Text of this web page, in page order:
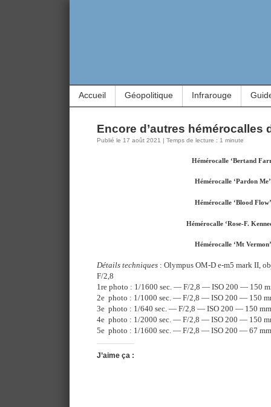
Accueil Géopolitique Infrarouge
Encore d’autres hémérocalles
Publié le 17 août 2021 | Temps de lecture : 1 minute
Hémérocalle ‘Bertand
Hémérocalle ‘Pardon Me’
Hémérocalle ‘Blood Flow’
Hémérocalle ‘Rose-F.
Hémérocalle ‘Mt Vermon’
Détails techniques : Olympus OM-D e-m5 mark II,
F/2,8
1re photo : 1/1600 sec. — F/2,8 — ISO 200 — 150
2e photo : 1/1000 sec. — F/2,8 — ISO 200 — 150
3e photo : 1/640 sec. — F/2,8 — ISO 200 — 150 mm
4e photo : 1/2000 sec. — F/2,8 — ISO 200 — 150
5e photo : 1/1600 sec. — F/2,8 — ISO 200 — 67 mm
J’aime ça :